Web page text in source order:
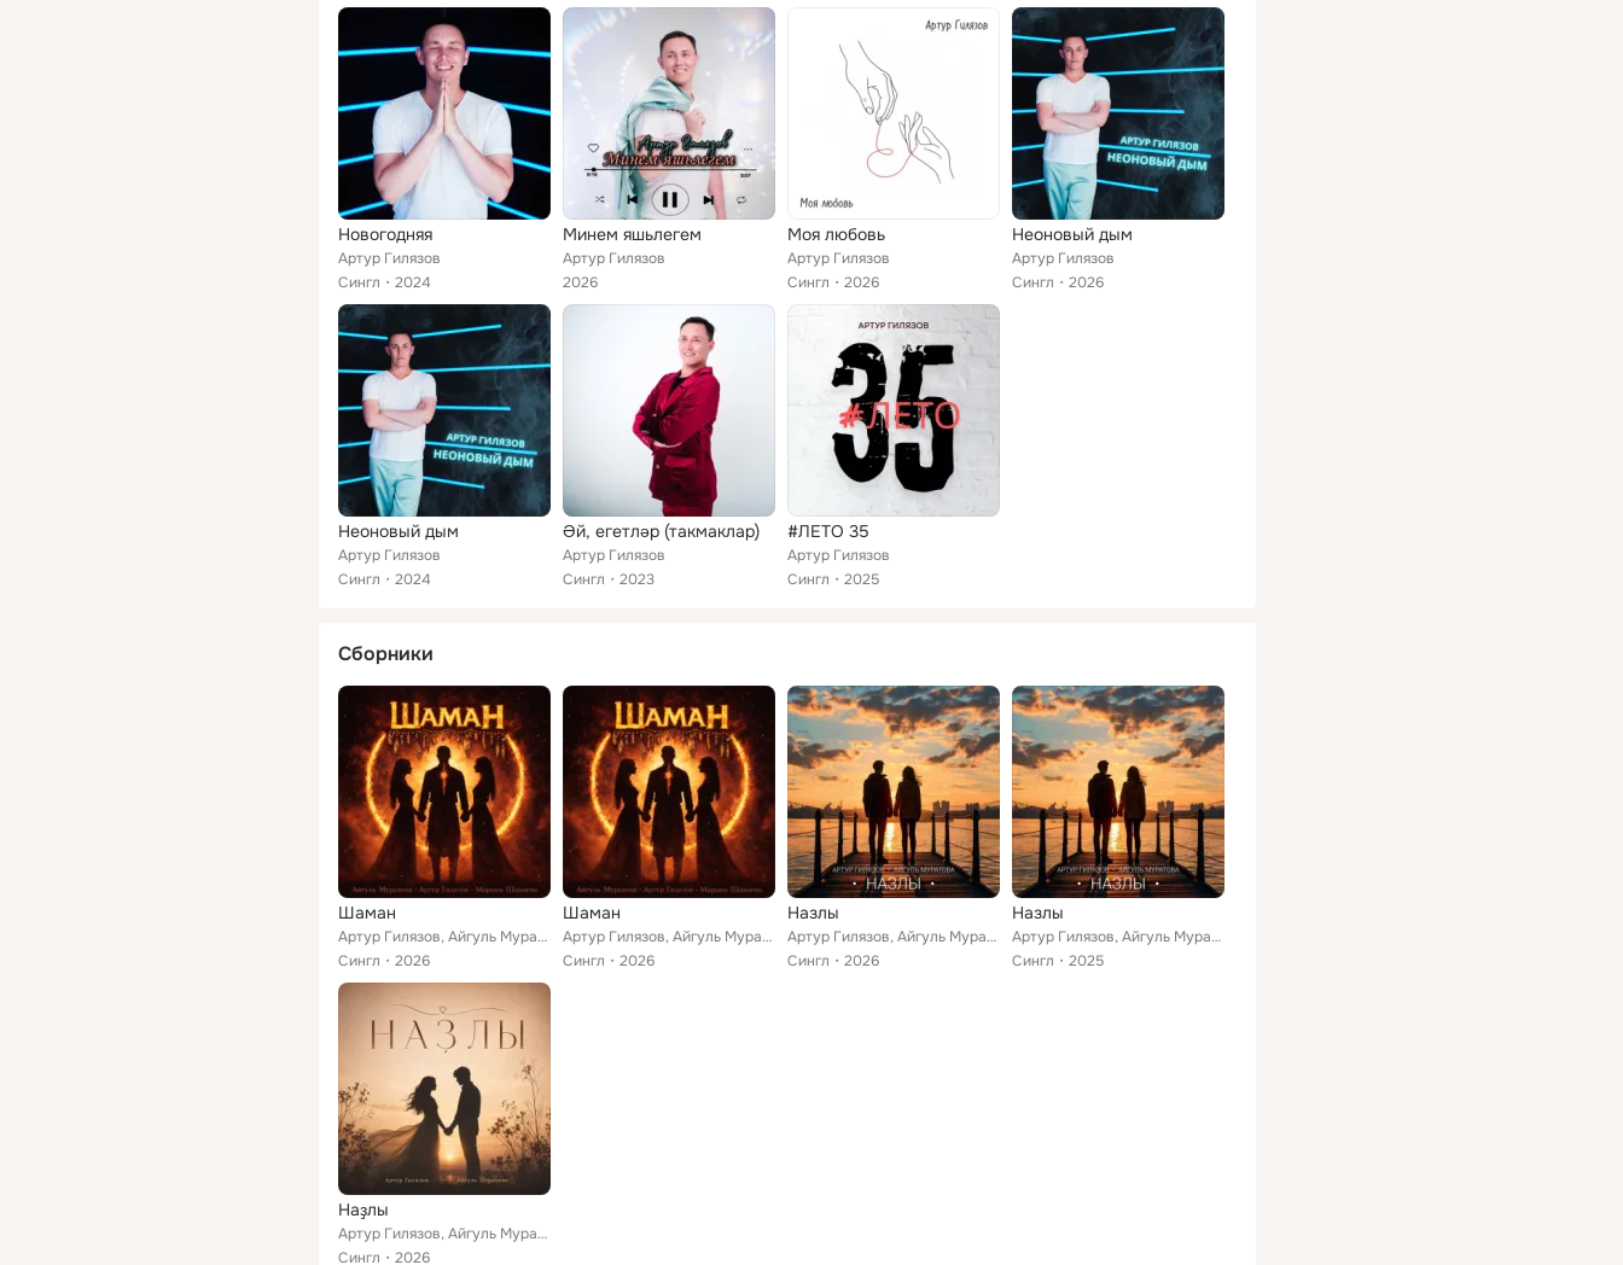
Новогодняя
Артур Гилязов
Сингл
2024
Минем яшьлегем
Артур Гилязов
2026
Моя любовь
Артур Гилязов
Сингл
2026
Неоновый дым
Артур Гилязов
Сингл
2026
Неоновый дым
Артур Гилязов
Сингл
2024
Әй, егетләр (такмаклар)
Артур Гилязов
Сингл
2023
#ЛЕТО 35
Артур Гилязов
Сингл
2025
Сборники
Шаман
Артур Гилязов, Айгуль Муратова, Марьям Шакаева
Сингл
2026
Шаман
Артур Гилязов, Айгуль Муратова, Марьям Шакаева
Сингл
2026
Назлы
Артур Гилязов, Айгуль Муратова
Сингл
2026
Назлы
Артур Гилязов, Айгуль Муратова
Сингл
2025
Наҙлы
Артур Гилязов, Айгуль Муратова
Сингл
2026